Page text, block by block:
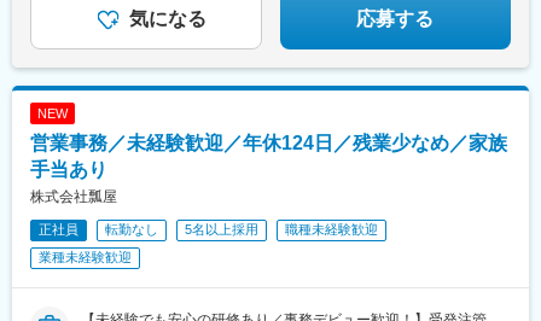
気になる 応募する
NEW
営業事務／未経験歓迎／年休124日／残業少なめ／家族
手当あり
株式会社瓢屋
正社員 転勤なし 5名以上採用
職種未経験歓迎
業種未経験歓迎